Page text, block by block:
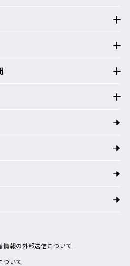
情報の外部送信について
ついて